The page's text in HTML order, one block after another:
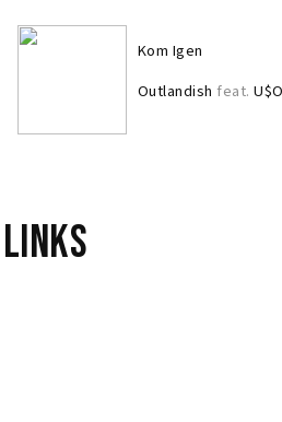
Kom Igen
Outlandish feat.U$O
Links